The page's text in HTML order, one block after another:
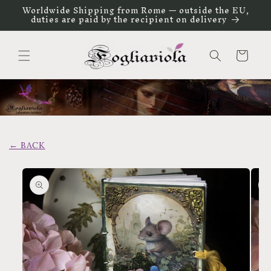
direttamente
ai contenuti
Worldwide Shipping from Rome — outside the EU,
duties are paid by the recipient on delivery
Carrello
← BACK
Passa alle
informazioni
sul prodotto